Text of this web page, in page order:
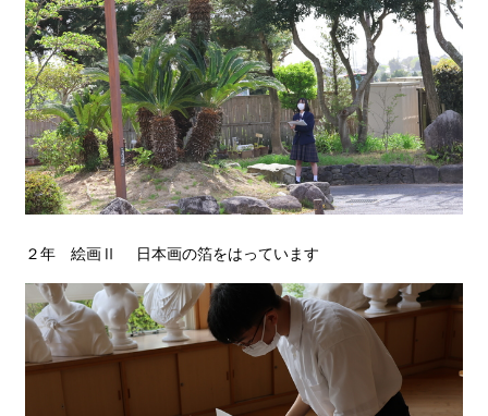
２年 絵画Ⅱ 日本画の箔をはっています